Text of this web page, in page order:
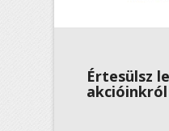
Értesülsz
akcióinkról